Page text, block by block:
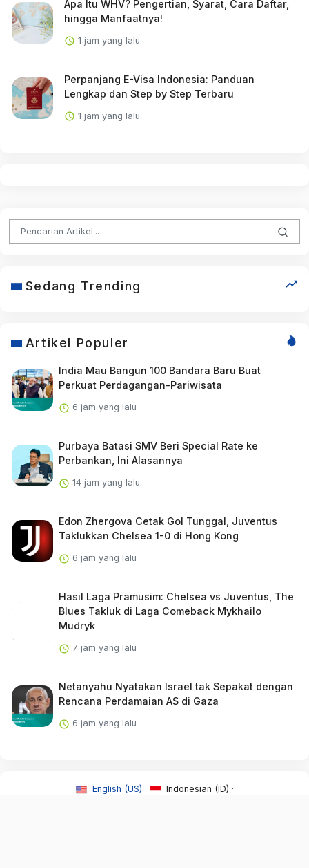
Apa Itu WHV? Pengertian, Syarat, Cara Daftar,
hingga Manfaatnya!
1 jam yang lalu
Perpanjang E-Visa Indonesia: Panduan
Lengkap dan Step by Step Terbaru
1 jam yang lalu
Sedang Trending
Artikel Populer
India Mau Bangun 100 Bandara Baru Buat
Perkuat Perdagangan-Pariwisata
6 jam yang lalu
Purbaya Batasi SMV Beri Special Rate ke
Perbankan, Ini Alasannya
14 jam yang lalu
Edon Zhergova Cetak Gol Tunggal, Juventus
Taklukkan Chelsea 1-0 di Hong Kong
6 jam yang lalu
Hasil Laga Pramusim: Chelsea vs Juventus, The
Blues Takluk di Laga Comeback Mykhailo
Mudryk
7 jam yang lalu
Netanyahu Nyatakan Israel tak Sepakat dengan
Rencana Perdamaian AS di Gaza
6 jam yang lalu
English (US) ·
Indonesian (ID) ·